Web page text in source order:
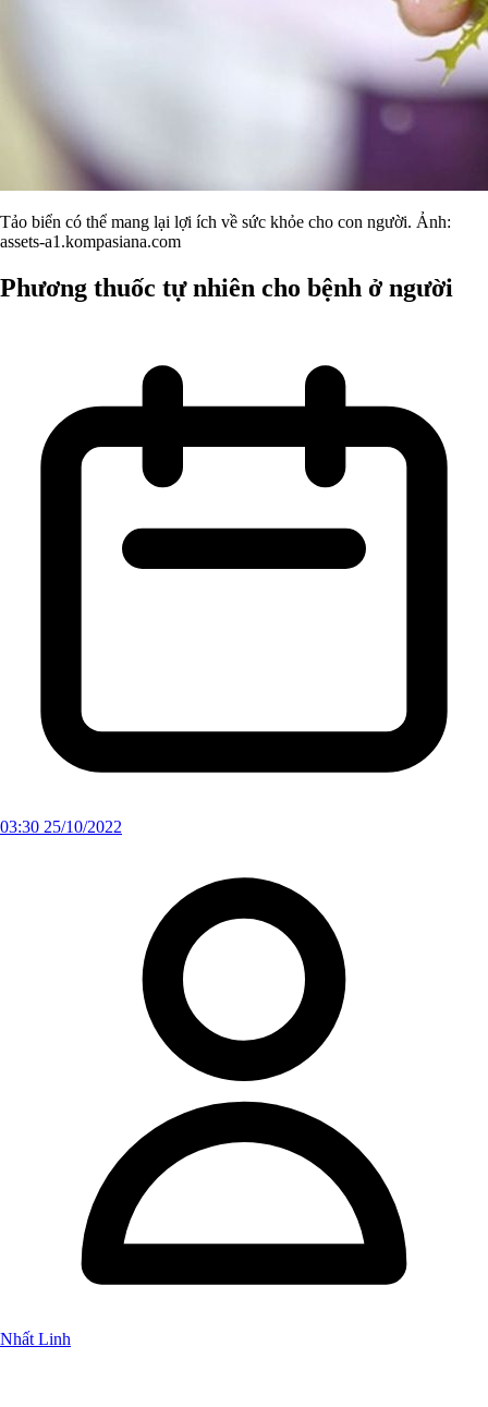
Tảo biển có thể mang lại lợi ích về sức khỏe cho con người. Ảnh:
assets-a1.kompasiana.com
Phương thuốc tự nhiên cho bệnh ở người
03:30 25/10/2022
Nhất Linh